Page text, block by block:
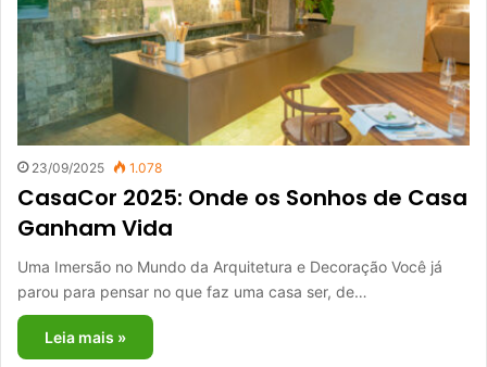
23/09/2025 1.078
CasaCor 2025: Onde os Sonhos de Casa
Ganham Vida
Uma Imersão no Mundo da Arquitetura e Decoração Você já
parou para pensar no que faz uma casa ser, de…
Leia mais »